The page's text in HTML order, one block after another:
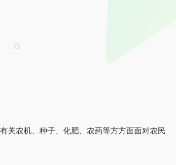
关农机、种子、化肥、农药等方方面面对农民